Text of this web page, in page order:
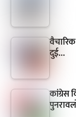
दुई…
कांग्रेस